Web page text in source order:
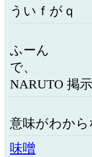
ういｆがｑ
ふーん
で、
NARUTO
意味がわか
味噌